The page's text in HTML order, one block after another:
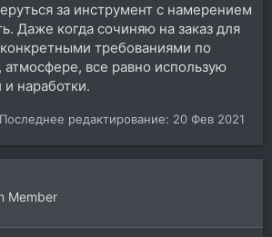
за инструмент с намерением
Даже когда сочиняю на заказ для
требованиями по
атмосфере, все равно использую
наработки.
Последнее редактирование: 20 Фев 2021
Member